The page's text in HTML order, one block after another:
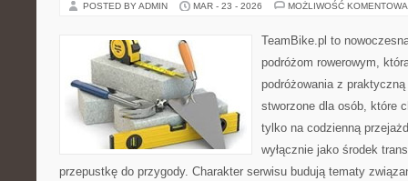
POSTED BY ADMIN MAR - 23 - 2026 MOŻLIWOŚĆ
TeamBike.pl to
podróżom rowerowym,
podróżowania z
stworzone dla osób, które
tylko na codzienną
wyłącznie jako środek
przepustkę do przygody. Charakter serwisu budują tematy